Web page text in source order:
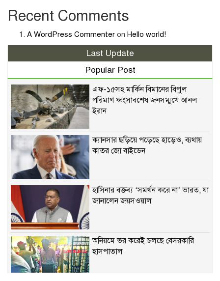
Recent Comments
A WordPress Commenter on Hello world!
Last Update
Popular Post
এফ-১৫সহ মার্কিন বিমানের বিপুল
পরিমাণ ধ্বংসাবশেষ জনসম্মুখে আনল
ইরান
ক্যানসার ছড়িয়ে পড়েছে হাড়েও, ব্যথায়
কাতর জো বাইডেন
হাসিনার বক্তব্য ‘সমর্থন করে না’ ভারত, যা
জানালেন জয়সওয়াল
অনিয়মে ভর করেই চলছে বেসরকারি
হাসপাতাল